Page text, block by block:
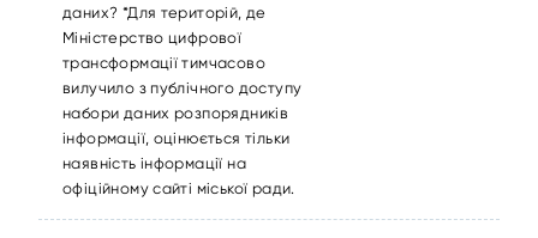
даних? *Для територій, де
Міністерство цифрової
трансформації тимчасово
вилучило з публічного доступу
набори даних розпорядників
інформації, оцінюється тільки
наявність інформації на
офіційному сайті міської ради.